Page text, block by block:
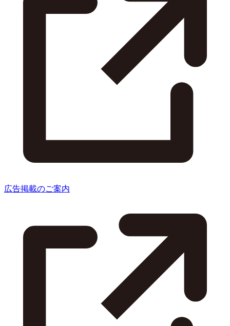
広告掲載のご案内